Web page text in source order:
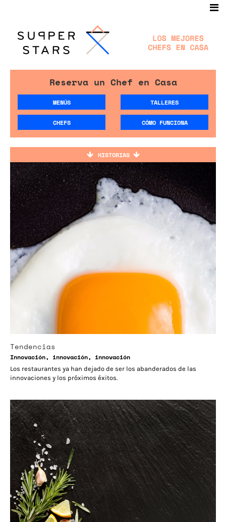
Reserva un Chef en Casa
MENÚS TALLERES
CHEFS CÓMO FUNCIONA
HISTORIAS
Tendencias
Innovación, innovación, innovación
Los restaurantes ya han dejado de ser los abanderados de las
innovaciones y los próximos éxitos.